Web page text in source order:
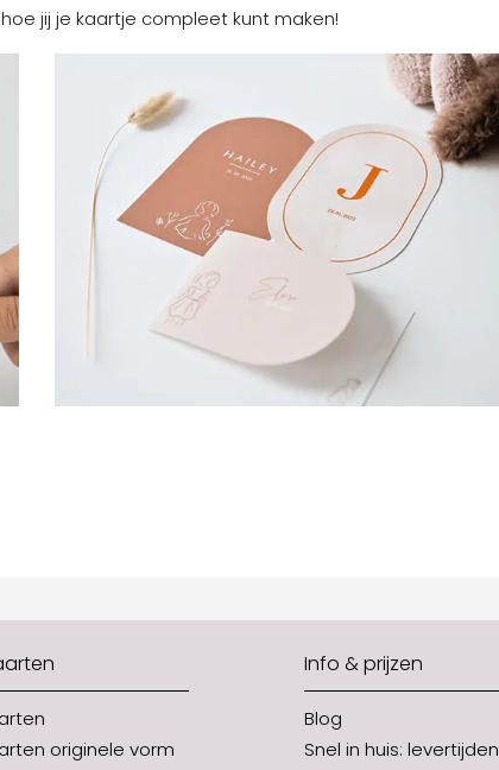
jij je kaartje compleet kunt maken!
originele vorm
Info & prijzen
Blog
Snel in huis: levertijden